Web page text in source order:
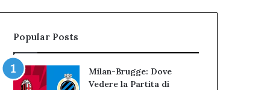
del
dell’Immaginario
Popular Posts
Milan-Brugge: Dove
Vedere la Partita di